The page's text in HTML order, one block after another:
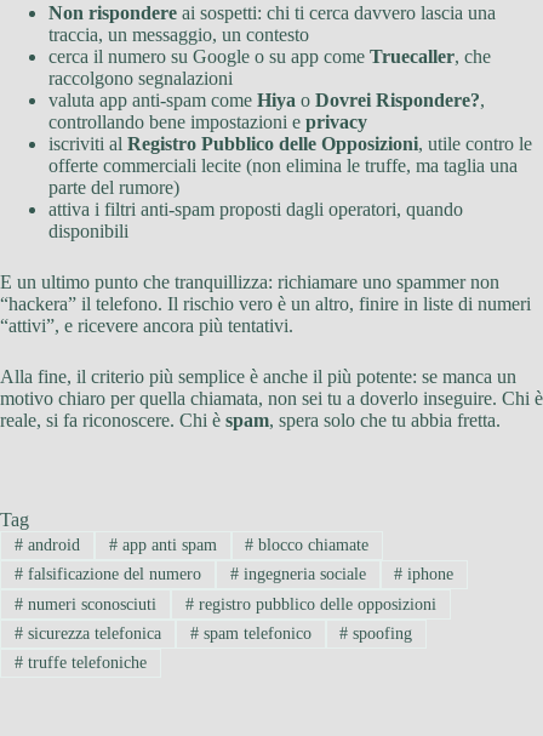
Non rispondere ai sospetti: chi ti cerca davvero lascia una
traccia, un messaggio, un contesto
cerca il numero su Google o su app come Truecaller, che
raccolgono segnalazioni
valuta app anti-spam come Hiya o Dovrei Rispondere?,
controllando bene impostazioni e privacy
iscriviti al Registro Pubblico delle Opposizioni, utile contro le
offerte commerciali lecite (non elimina le truffe, ma taglia una
parte del rumore)
attiva i filtri anti-spam proposti dagli operatori, quando
disponibili
E un ultimo punto che tranquillizza: richiamare uno spammer non
“hackera” il telefono. Il rischio vero è un altro, finire in liste di numeri
“attivi”, e ricevere ancora più tentativi.
Alla fine, il criterio più semplice è anche il più potente: se manca un
motivo chiaro per quella chiamata, non sei tu a doverlo inseguire. Chi è
reale, si fa riconoscere. Chi è spam, spera solo che tu abbia fretta.
Tag
#android #app anti spam # blocco chiamate
#falsificazione del numero #ingegneria sociale # iphone
#numeri sconosciuti #registro pubblico delle opposizioni
#sicurezza telefonica #spam telefonico # spoofing
#truffe telefoniche